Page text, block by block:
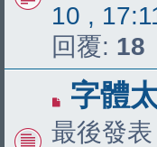
10 ,
回覆: 18
字體
最後發表